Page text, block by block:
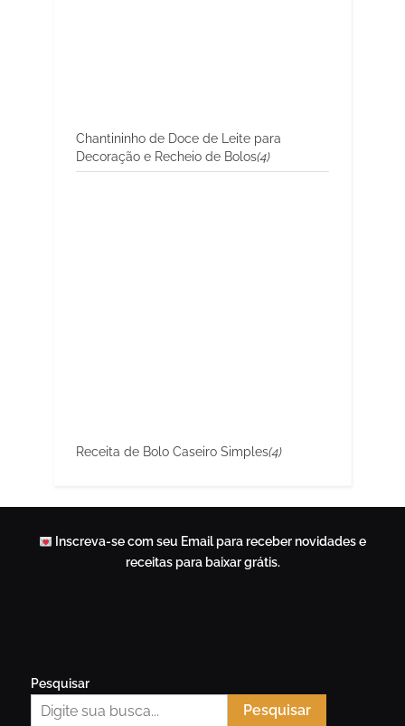
Chantininho de Doce de Leite para
Decoração e Recheio de Bolos(4)
Receita de Bolo Caseiro Simples(4)
Inscreva-se com seu Email para receber novidades e
receitas para baixar grátis.
Pesquisar
Pesquisar